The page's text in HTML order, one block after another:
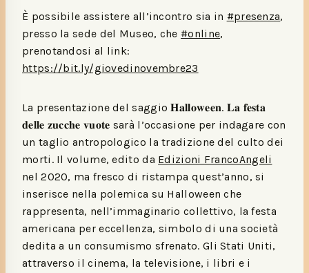
È possibile assistere all’incontro sia in #presenza,
presso la sede del Museo, che#online,
prenotandosi al link:
https://bit.ly/giovedinovembre23
La presentazione del saggio 𝐇𝐚𝐥𝐥𝐨𝐰𝐞𝐞𝐧. 𝐋𝐚 𝐟𝐞𝐬𝐭𝐚
𝐝𝐞𝐥𝐥𝐞 𝐳𝐮𝐜𝐜𝐡𝐞 𝐯𝐮𝐨𝐭𝐞 sarà l’occasione per indagare con
un taglio antropologico la tradizione del culto dei
morti. Il volume, edito da Edizioni FrancoAngeli
nel 2020, ma fresco di ristampa quest’anno, si
inserisce nella polemica su Halloween che
rappresenta, nell’immaginario collettivo, la festa
americana per eccellenza, simbolo di una società
dedita a un consumismo sfrenato. Gli Stati Uniti,
attraverso il cinema, la televisione, i libri e i